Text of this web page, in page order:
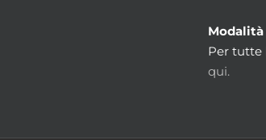
Modalità
Per tutte
qui.